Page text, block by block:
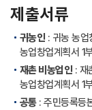
제출서류
귀농인 : 귀농 농업
농업창업계획서 1
재촌 비농업인 : 재
농업창업계획서 1
공통: 주민등록등